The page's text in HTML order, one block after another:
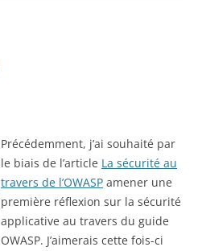
Précédemment, j’ai souhaité par
le biais de l’article La sécurité au
travers de l’OWASP amener une
première réflexion sur la sécurité
applicative au travers du guide
OWASP. J’aimerais cette fois-ci